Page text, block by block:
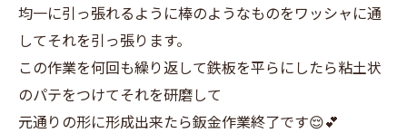
均一に引っ張れるように棒のようなものをワッシャに通
してそれを引っ張ります。
この作業を何回も繰り返して鉄板を平らにしたら粘土状
のパテをつけてそれを研磨して
元通りの形に形成出来たら鈑金作業終了です😌💕